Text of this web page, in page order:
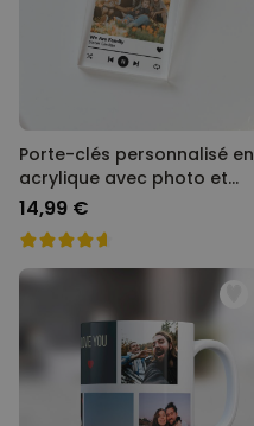
Porte-clés personnalisé en
acrylique avec photo et
chanson
14,99 €